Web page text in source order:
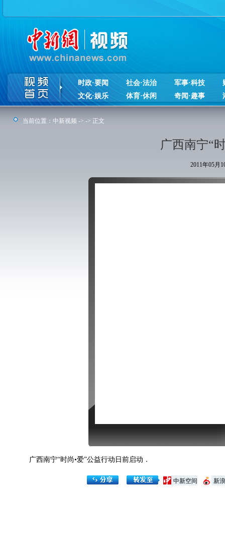
时政·要闻 社会·法治 军事·科技
文化·娱乐
体育·休闲 奇闻·趣事
当前位置： 中新视频 -> -> 正文
广西南宁“
2011年05月
广西南宁“时尚•爱”公益行动日前启动．
新
中新空间